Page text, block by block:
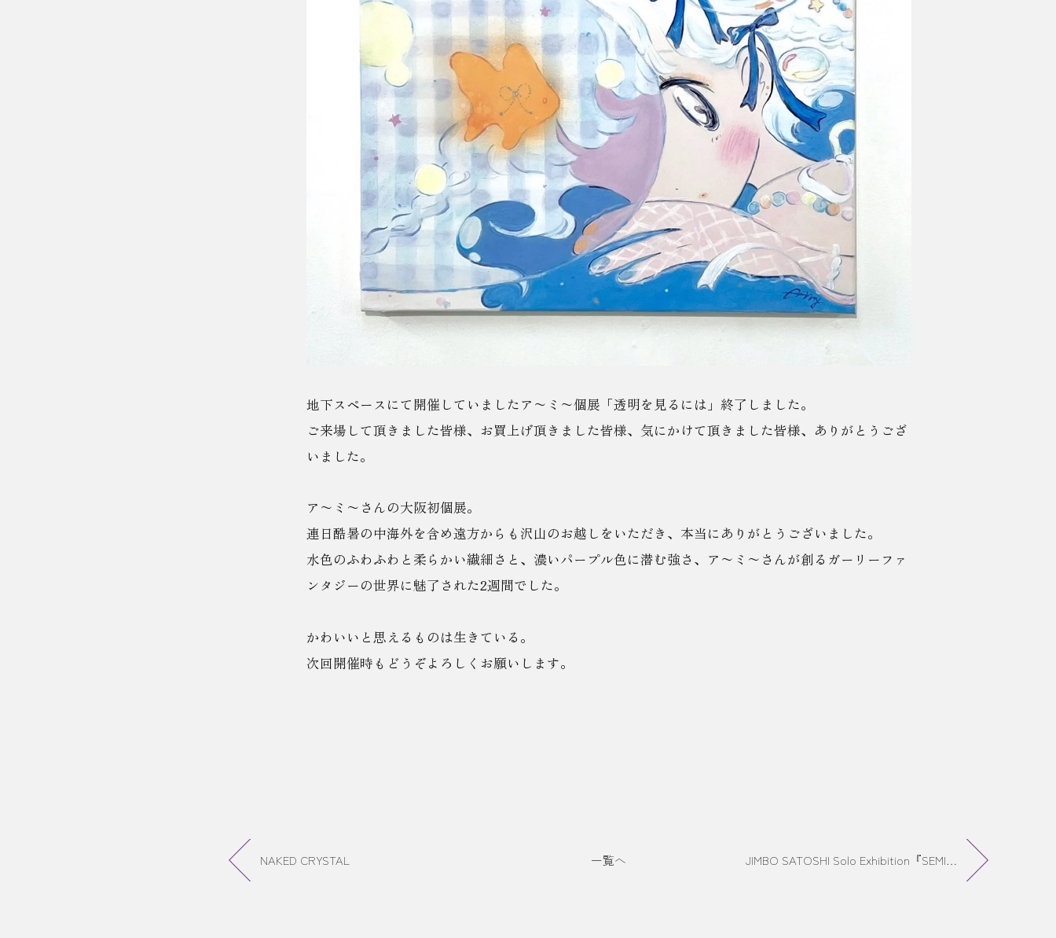
地下スペースにて開催していましたア〜ミ〜個展「透明を見るには」終了しました。
ご来場して頂きました皆様、お買上げ頂きました皆様、気にかけて頂きました皆様、ありがとうござ
いました。
ア〜ミ〜さんの大阪初個展。
連日酷暑の中海外を含め遠方からも沢山のお越しをいただき、本当にありがとうございました。
水色のふわふわと柔らかい繊細さと、濃いパープル色に潜む強さ、ア〜ミ〜さんが創るガーリーファ
ンタジーの世界に魅了された2週間でした。
かわいいと思えるものは生きている。
次回開催時もどうぞよろしくお願いします。
NAKED CRYSTAL 一覧へ JIMBO SATOSHI Solo Exhibition『SEMIフレッシュ』